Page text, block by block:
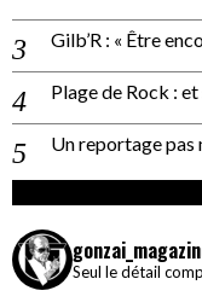
Gilb’R : « Être
Plage de Rock :
Un reportage pas
Seul le détail